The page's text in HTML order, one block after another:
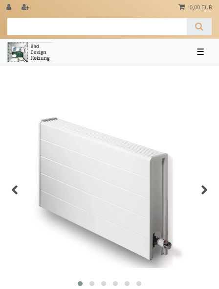
0,00 EUR
☰